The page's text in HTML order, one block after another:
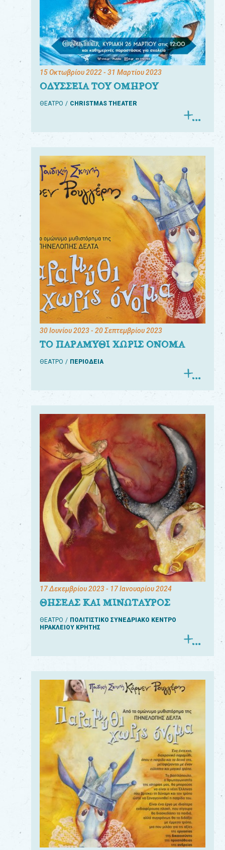
15 Οκτωβρίου 2022- 31 Μαρτίου 2023
ΟΔΥΣΣΕΙΑ ΤΟΥ ΟΜΗΡΟΥ
ΘΕΑΤΡΟ CHRISTMAS THEATER
30 Ιουνίου 2023- 20 Σεπτεμβρίου 2023
ΤΟ ΠΑΡΑΜΥΘΙ ΧΩΡΙΣ ΟΝΟΜΑ
ΘΕΑΤΡΟ ΠΕΡΙΟΔΕΙΑ
17 Δεκεμβρίου 2023- 17 Ιανουαρίου 2024
ΘΗΣΕΑΣ ΚΑΙ ΜΙΝΩΤΑΥΡΟΣ
ΘΕΑΤΡΟ
ΠΟΛΙΤΙΣΤΙΚΟ ΣΥΝΕΔΡΙΑΚΟ ΚΕΝΤΡΟ
ΗΡΑΚΛΕΙΟΥ ΚΡΗΤΗΣ